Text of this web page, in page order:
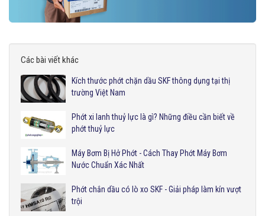
Các bài viết khác
Kích thước phớt chặn dầu SKF thông dụng tại thị
trường Việt Nam
Phớt xi lanh thuỷ lực là gì? Những điều cần biết về
phớt thuỷ lực
Máy Bơm Bị Hở Phớt - Cách Thay Phớt Máy Bơm
Nước Chuẩn Xác Nhất
Phớt chắn dầu có lò xo SKF - Giải pháp làm kín vượt
trội